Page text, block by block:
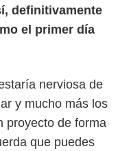
definitivamente
el primer día
nerviosa de
y mucho más los
proyecto de forma
que puedes